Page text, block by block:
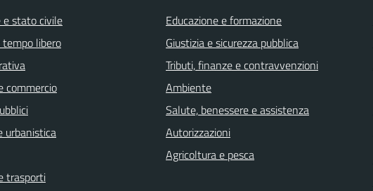
e stato civile
libero
commercio
urbanistica
trasporti
Educazione e formazione
Giustizia e sicurezza pubblica
Tributi, finanze e contravvenzioni
Ambiente
Salute, benessere e assistenza
Autorizzazioni
Agricoltura e pesca